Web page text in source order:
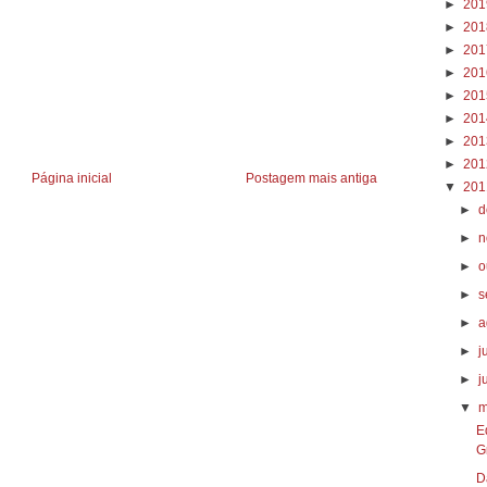
Postagem mais antiga
Página inicial
►
►
►
►
►
►
►
►
▼
►
►
►
►
►
►
►
▼